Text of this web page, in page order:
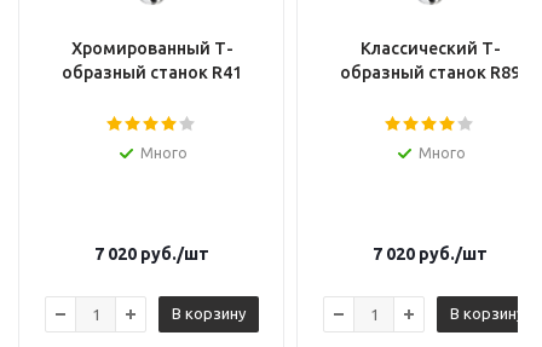
Хромированный Т-
образный станок R41
Много
7 020 руб./шт
В корзину
Классический Т-
образный станок R89
Много
7 020 руб./шт
В корзину